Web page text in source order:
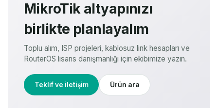
MikroTik altyapınızı
birlikte planlayalım
Toplu alım, ISP projeleri, kablosuz link hesapları ve
RouterOS lisans danışmanlığı için ekibimize yazın.
Teklif ve iletişim Ürün ara